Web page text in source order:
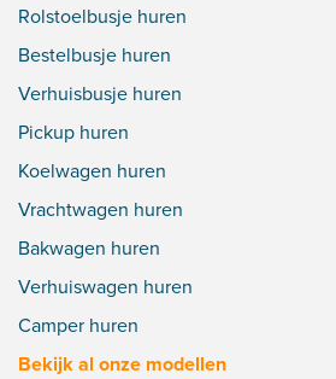
Rolstoelbusje huren
Bestelbusje huren
Verhuisbusje huren
Pickup huren
Koelwagen huren
Vrachtwagen huren
Bakwagen huren
Verhuiswagen huren
Camper huren
Bekijk al onze modellen